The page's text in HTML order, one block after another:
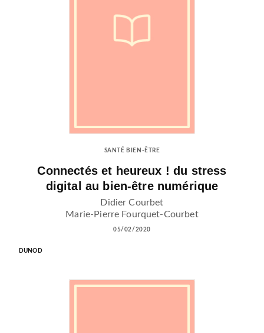
SANTÉ BIEN-ÊTRE
Connectés et heureux ! du stress
digital au bien-être numérique
Didier Courbet
Marie-Pierre Fourquet-Courbet
05/02/2020
DUNOD